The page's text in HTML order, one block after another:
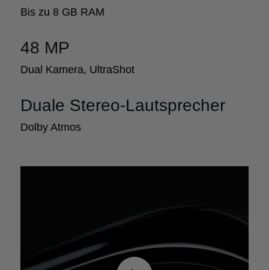
Bis zu 8 GB RAM
48 MP
Dual Kamera, UltraShot
Duale Stereo-Lautsprecher
Dolby Atmos